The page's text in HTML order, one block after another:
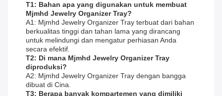
T1: Bahan apa yang digunakan untuk membuat
Mjmhd Jewelry Organizer Tray?
A1: Mjmhd Jewelry Organizer Tray terbuat dari bahan
berkualitas tinggi dan tahan lama yang dirancang
untuk melindungi dan mengatur perhiasan Anda
secara efektif.
T2: Di mana Mjmhd Jewelry Organizer Tray
diproduksi?
A2: Mjmhd Jewelry Organizer Tray dengan bangga
dibuat di Cina.
T3: Berapa banyak kompartemen yang dimiliki